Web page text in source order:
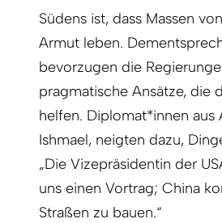
Südens ist, dass Massen
Armut leben.
bevorzugen die
pragmatische Ansätze, die
helfen. Diplomat*innen aus
Ishmael, neigten dazu,
„Die Vizepräsidentin der
uns einen Vortrag; China
Straßen zu bauen.“